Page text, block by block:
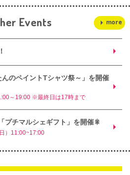
Events more
んのペイントTシャツ祭～」を開催
～19:00 ※最終日は17時まで
プチマルシェギフト」を開催🎇
）11:00~17:00